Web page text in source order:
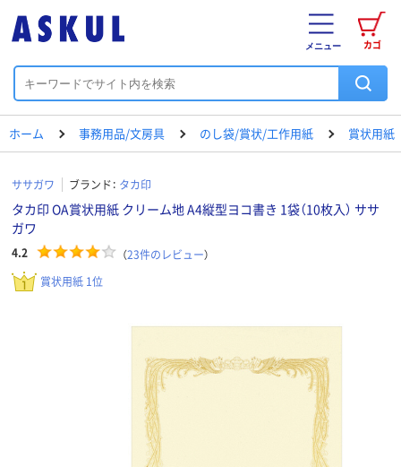
カゴ
メニュー
ホーム 事務用品/文房具 のし袋/賞状/工作用紙 賞状用紙
ササガワ ブランド： タカ印
タカ印 OA賞状用紙 クリーム地 A4縦型ヨコ書き 1袋（10枚入） ササ
ガワ
4.2 （23件のレビュー）
賞状用紙 1位